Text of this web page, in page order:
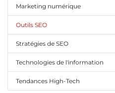
Marketing numérique
Outils SEO
Stratégies de SEO
Technologies de l'information
Tendances High-Tech